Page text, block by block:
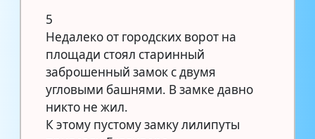
5
Недалеко от городских ворот на
площади стоял старинный
заброшенный замок с двумя
угловыми башнями. В замке давно
никто не жил.
К этому пустому замку лилипуты